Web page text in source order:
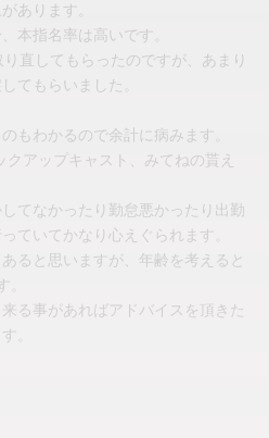
あります。
本指名率は高いです。
直してもらったのですが、あまり
てもらいました。
もわかるので余計に病みます。
アップキャスト、みてねの貰え
てなかったり勤怠悪かったり出勤
ていてかなり心えぐられます。
ると思いますが、年齢を考えると
。
る事があればアドバイスを頂きた
。